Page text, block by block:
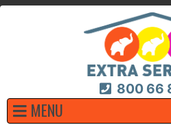
800 66
MENU